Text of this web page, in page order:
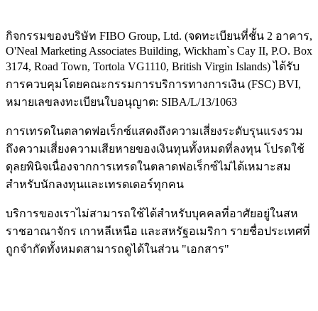
กิจกรรมของบริษัท FIBO Group, Ltd. (จดทะเบียนที่ชั้น 2 อาคาร,
O'Neal Marketing Associates Building, Wickham`s Cay II, P.O. Box
3174, Road Town, Tortola VG1110, British Virgin Islands) ได้รับ
การควบคุมโดยคณะกรรมการบริการทางการเงิน (FSC) BVI,
หมายเลขลงทะเบียนใบอนุญาต: SIBA/L/13/1063
การเทรดในตลาดฟอเร็กซ์แสดงถึงความเสี่ยงระดับรุนแรงรวม
ถึงความเสี่ยงความเสียหายของเงินทุนทั้งหมดที่ลงทุน โปรดใช้
ดุลยพินิจเนื่องจากการเทรดในตลาดฟอเร็กซ์ไม่ได้เหมาะสม
สำหรับนักลงทุนและเทรดเดอร์ทุกคน
บริการของเราไม่สามารถใช้ได้สำหรับบุคคลที่อาศัยอยู่ในสห
ราชอาณาจักร เกาหลีเหนือ และสหรัฐอเมริกา รายชื่อประเทศที่
ถูกจำกัดทั้งหมดสามารถดูได้ในส่วน "เอกสาร"